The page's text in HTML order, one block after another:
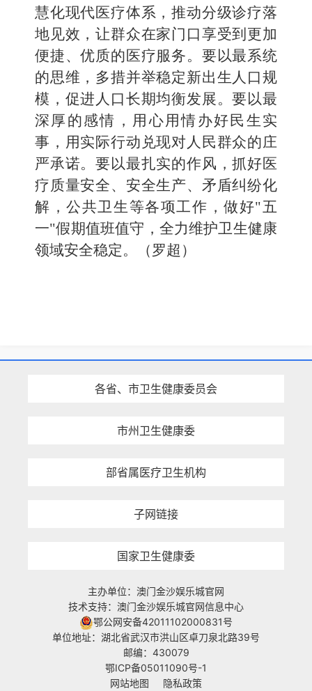
慧化现代医疗体系，推动分级诊疗落
地见效，让群众在家门口享受到更加
便捷、优质的医疗服务。要以最系统
的思维，多措并举稳定新出生人口规
模，促进人口长期均衡发展。要以最
深厚的感情，用心用情办好民生实
事，用实际行动兑现对人民群众的庄
严承诺。要以最扎实的作风，抓好医
疗质量安全、安全生产、矛盾纠纷化
解，公共卫生等各项工作，做好"五
一"假期值班值守，全力维护卫生健康
领域安全稳定。（罗超）
各省、市卫生健康委员会
市州卫生健康委
部省属医疗卫生机构
子网链接
国家卫生健康委
主办单位：澳门金沙娱乐城官网
技术支持：澳门金沙娱乐城官网信息中心
鄂公网安备42011102000831号
单位地址：湖北省武汉市洪山区卓刀泉北路39号
邮编：430079
鄂ICP备05011090号-1
网站地图
隐私政策